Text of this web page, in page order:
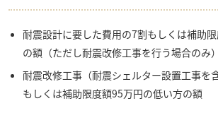
耐震設計に要した費用の7割もしくは補助
の額（ただし耐震改修工事を行う場合のみ）
耐震改修工事（耐震シェルター設置工事を
もしくは補助限度額95万円の低い方の額